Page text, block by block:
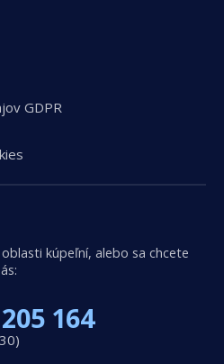
GDPR
kúpeľní, alebo sa chcete
164